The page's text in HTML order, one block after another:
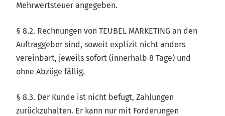
Mehrwertsteuer angegeben.
§ 8.2. Rechnungen von TEUBEL MARKETING an den
Auftraggeber sind, soweit explizit nicht anders
vereinbart, jeweils sofort (innerhalb 8 Tage) und
ohne Abzüge fällig.
§ 8.3. Der Kunde ist nicht befugt, Zahlungen
zurückzuhalten. Er kann nur mit Forderungen